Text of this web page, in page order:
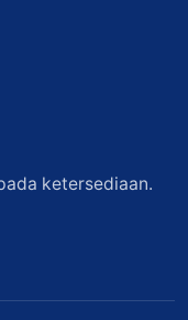
ketersediaan.